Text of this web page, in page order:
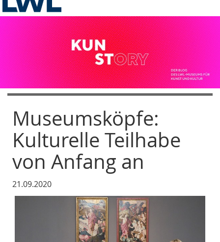
Museumsköpfe:
Kulturelle Teilhabe
von Anfang an
21.09.2020